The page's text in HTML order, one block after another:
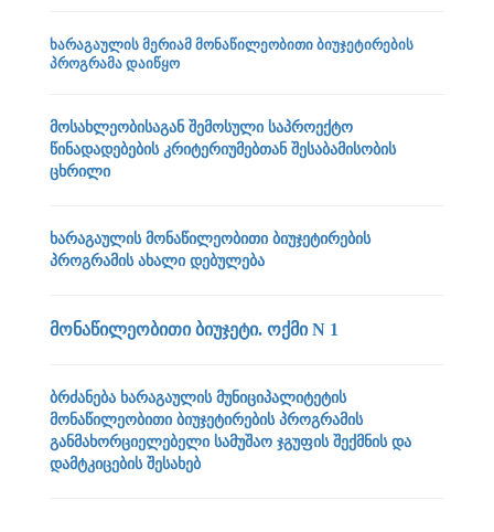
ხარაგაულის მერიამ მონაწილეობითი ბიუჯეტირების
პროგრამა დაიწყო
მოსახლეობისაგან შემოსული საპროექტო
წინადადებების კრიტერიუმებთან შესაბამისობის
ცხრილი
ხარაგაულის მონაწილეობითი ბიუჯეტირების
პროგრამის ახალი დებულება
მონაწილეობითი ბიუჯეტი. ოქმი N 1
ბრძანება ხარაგაულის მუნიციპალიტეტის
მონაწილეობითი ბიუჯეტირების პროგრამის
განმახორციელებელი სამუშაო ჯგუფის შექმნის და
დამტკიცების შესახებ